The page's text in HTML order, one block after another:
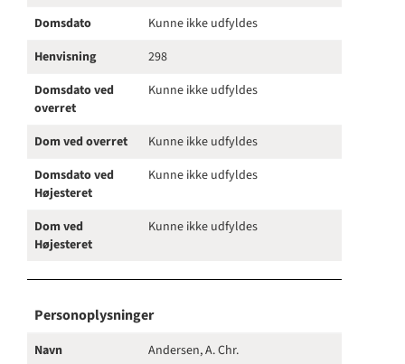
Domsdato
Kunne ikke udfyldes
Henvisning
298
Domsdato ved
overret
Kunne ikke udfyldes
Dom ved overret
Kunne ikke udfyldes
Domsdato ved
Højesteret
Kunne ikke udfyldes
Dom ved
Højesteret
Kunne ikke udfyldes
Personoplysninger
Navn
Andersen, A. Chr.